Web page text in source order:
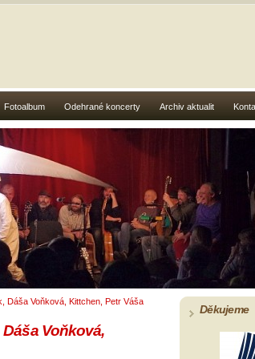
Fotoalbum Odehrané koncerty Archiv aktualit
Dáša Voňková, Kittchen, Petr Váša
Dáša Voňková,
Děkujeme